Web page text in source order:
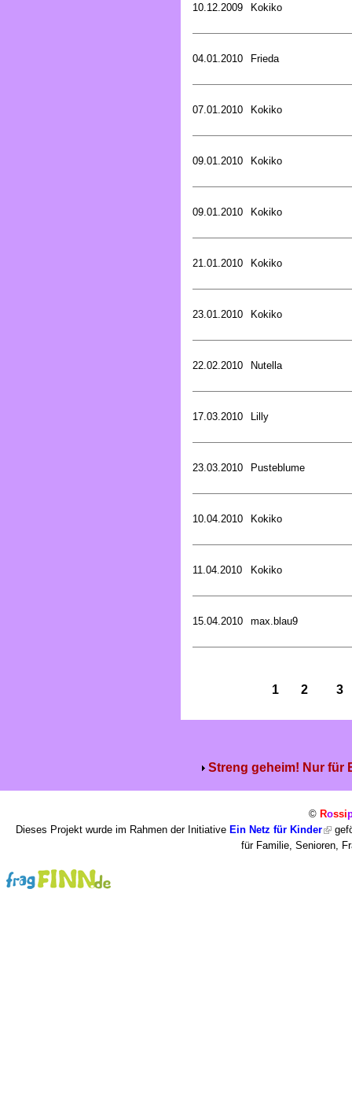
10.12.2009 Kokiko
04.01.2010 Frieda
07.01.2010 Kokiko
09.01.2010 Kokiko
09.01.2010 Kokiko
21.01.2010 Kokiko
23.01.2010 Kokiko
22.02.2010 Nutella
17.03.2010 Lilly
23.03.2010 Pusteblume
10.04.2010 Kokiko
11.04.2010 Kokiko
15.04.2010 max.blau9
1 2 3
Streng geheim! Nur für
© Rossi
Dieses Projekt wurde im Rahmen der Initiative Ein Netz für Kinder
für Familie, Senioren,